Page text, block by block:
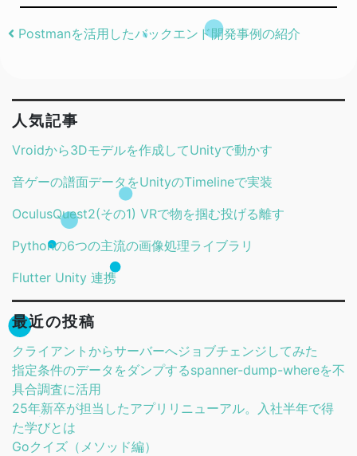
Post navigation
Postmanを活用したバックエンド開発事例の紹介
人気記事
Vroidから3Dモデルを作成してUnityで動かす
音ゲーの譜面データをUnityのTimelineで実装
OculusQuest2(その1) VRで物を掴む投げる離す
Pythonの6つの主流の画像処理ライブラリ
Flutter Unity 連携
最近の投稿
クライアントからサーバーへジョブチェンジしてみた
指定条件のデータをダンプするspanner-dump-whereを不
具合調査に活用
25年新卒が担当したアプリリニューアル。入社半年で得
た学びとは
Goクイズ（メソッド編）